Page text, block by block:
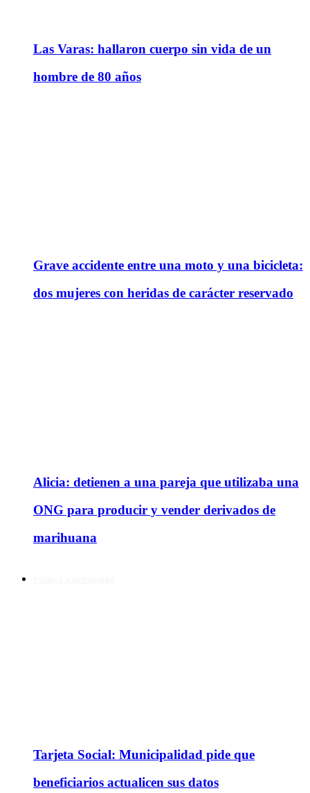
Las Varas: hallaron cuerpo sin vida de un
hombre de 80 años
Grave accidente entre una moto y una bicicleta:
dos mujeres con heridas de carácter reservado
Alicia: detienen a una pareja que utilizaba una
ONG para producir y vender derivados de
marihuana
Tarjeta Social: Municipalidad pide que
beneficiarios actualicen sus datos